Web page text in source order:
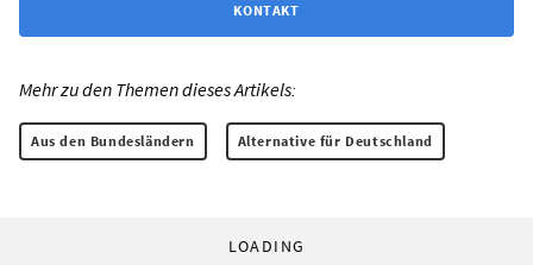
KONTAKT
Mehr zu den Themen dieses Artikels:
Aus den Bundesländern Alternative für Deutschland
LOADING